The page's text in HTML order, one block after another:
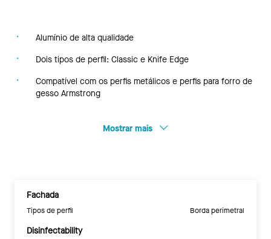
Alumínio de alta qualidade
Dois tipos de perfil: Classic e Knife Edge
Compatível com os perfis metálicos e perfis para forro de
gesso Armstrong
Mostrar mais
Fachada
Tipos de perfil Borda perimetral
Disinfectability